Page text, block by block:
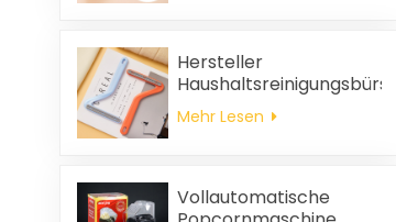
Hersteller
Haushaltsreinigungsbürste
aus Kunststoff Kleidung
statische
Mehr Lesen
Vollautomatische